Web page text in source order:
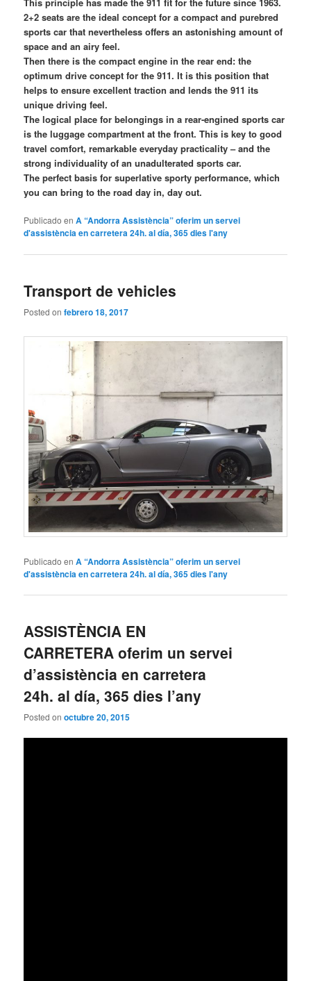
2+2 seats are the ideal concept for a compact and purebred
sports car that nevertheless offers an astonishing amount of
space and an airy feel.
Then there is the compact engine in the rear end: the
optimum drive concept for the 911. It is this position that
helps to ensure excellent traction and lends the 911 its
unique driving feel.
The logical place for belongings in a rear-engined sports car
is the luggage compartment at the front. This is key to good
travel comfort, remarkable everyday practicality – and the
strong individuality of an unadulterated sports car.
The perfect basis for superlative sporty performance, which
you can bring to the road day in, day out.
Publicado en A “Andorra Assistència” oferim un servei
d'assistència en carretera 24h. al día, 365 dies l'any
Transport de vehicles
Posted onfebrero 18, 2017
Publicado en A “Andorra Assistència” oferim un servei
d'assistència en carretera 24h. al día, 365 dies l'any
ASSISTÈNCIA EN
CARRETERA oferim un servei
d’assistència en carretera
24h. al día, 365 dies l’any
Posted onoctubre 20, 2015